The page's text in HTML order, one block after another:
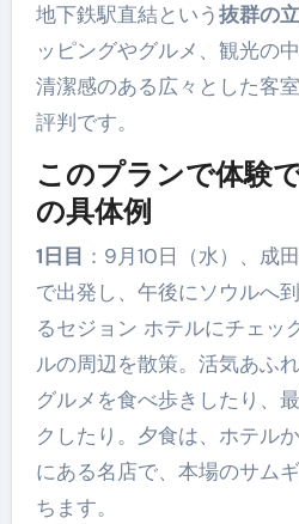
地下鉄駅直結という抜群の
ッピングやグルメ、観光の
清潔感のある広々とした客
評判です。
このプランで体験
の具体例
1日目 ：9月10日（水）、成
で出発し、午後にソウルへ
るセジョン ホテルにチェッ
ルの周辺を散策。活気あふ
グルメを食べ歩きしたり、
クしたり。夕食は、ホテル
にある名店で、本場のサム
ちます。